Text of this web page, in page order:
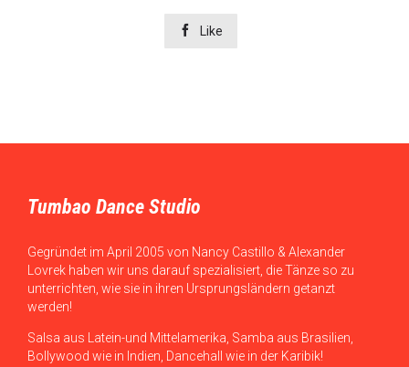
 Like
Tumbao Dance Studio
Gegründet im April 2005 von Nancy Castillo & Alexander
Lovrek haben wir uns darauf spezialisiert, die Tänze so zu
unterrichten, wie sie in ihren Ursprungsländern getanzt
werden!
Salsa aus Latein-und Mittelamerika, Samba aus Brasilien,
Bollywood wie in Indien, Dancehall wie in der Karibik!